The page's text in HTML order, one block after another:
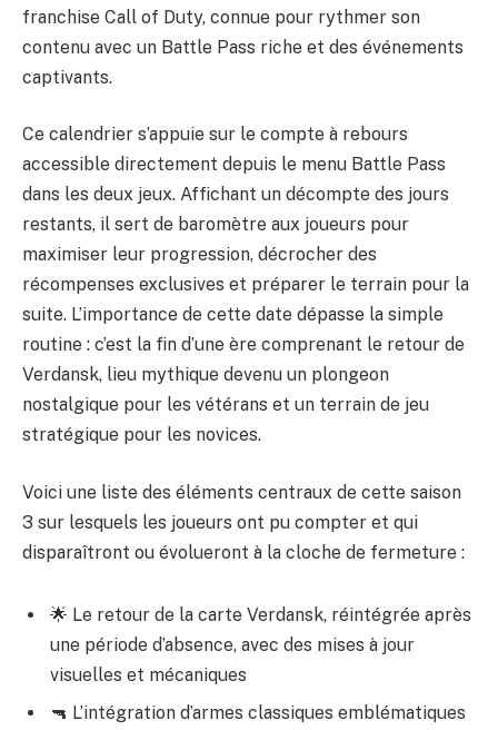
franchise Call of Duty, connue pour rythmer son
contenu avec un Battle Pass riche et des événements
captivants.
Ce calendrier s’appuie sur le compte à rebours
accessible directement depuis le menu Battle Pass
dans les deux jeux. Affichant un décompte des jours
restants, il sert de baromètre aux joueurs pour
maximiser leur progression, décrocher des
récompenses exclusives et préparer le terrain pour la
suite. L’importance de cette date dépasse la simple
routine : c’est la fin d’une ère comprenant le retour de
Verdansk, lieu mythique devenu un plongeon
nostalgique pour les vétérans et un terrain de jeu
stratégique pour les novices.
Voici une liste des éléments centraux de cette saison
3 sur lesquels les joueurs ont pu compter et qui
disparaîtront ou évolueront à la cloche de fermeture :
🌟 Le retour de la carte Verdansk, réintégrée après
une période d’absence, avec des mises à jour
visuelles et mécaniques
🔫 L’intégration d’armes classiques emblématiques